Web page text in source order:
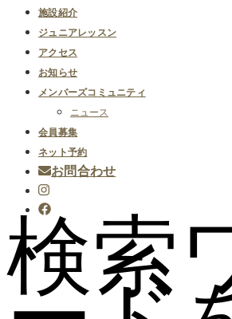
施設紹介
ジュニアレッスン
アクセス
お知らせ
メンバーズコミュニティ
ニュース
会員募集
ネット予約
お問合わせ
検索